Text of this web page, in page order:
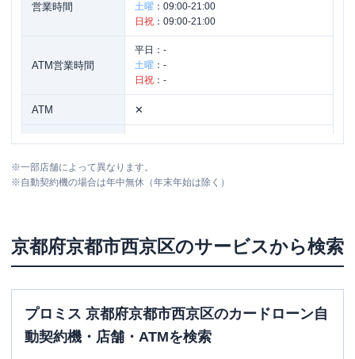
営業時間
土曜 ： 09:00-21:00
日祝 ： 09:00-21:00
ATM営業時間
平日： -
土曜 ： -
日祝 ： -
ATM ✕
住所
京都府京都市西京区上桂三ノ宮町 ５２
番地の１
※一部店舗によって異なります。
※自動契約機の場合は年中無休（年末年始は除く）
京都府京都市西京区のサービスから検索
プロミス 京都府京都市西京区のカードローン自
動契約機・店舗・ATMを検索